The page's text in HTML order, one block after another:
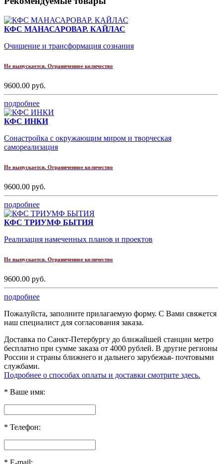
КФС МАНАСАРОВАР. КАЙЛАС
Очищение и трансформация сознания
Не выпускается. Ограниченное количество
9600.00 руб.
подробнее
КФС ИНКИ
Сонастройка с окружающим миром и творческая
самореализация
Не выпускается. Ограниченное количество
9600.00 руб.
подробнее
КФС ТРИУМФ БЫТИЯ
Реализация намеченных планов и проектов
Не выпускается. Ограниченное количество
9600.00 руб.
подробнее
Пожалуйста, заполните прилагаемую форму. С Вами свяжется
наш специалист для согласования заказа.
Доставка по Санкт-Петербургу до ближайшей станции метро
бесплатно при сумме заказа от 4000 рублей. В другие регионы
России и страны ближнего и дальнего зарубежья- почтовыми
службами.
Подробнее о способах оплаты и доставки смотрите здесь.
* Ваше имя:
* Телефон:
* E-mail: